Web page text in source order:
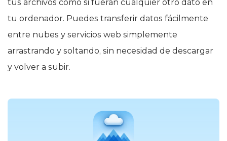
tus archivos como si fueran cualquier otro dato en
tu ordenador. Puedes transferir datos fácilmente
entre nubes y servicios web simplemente
arrastrando y soltando, sin necesidad de descargar
y volver a subir.